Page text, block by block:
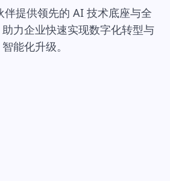
伴提供领先的 AI 技术底座与全
力企业快速实现数字化转型与
智能化升级。